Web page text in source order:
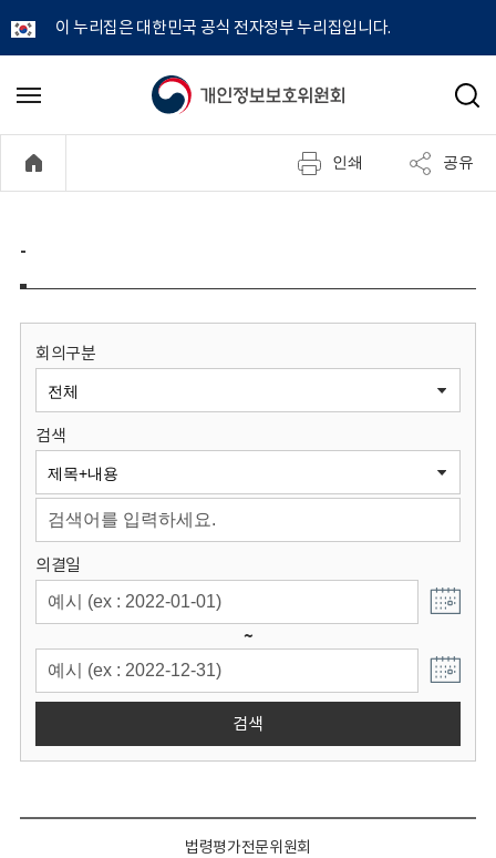
이 누리집은 대한민국 공식 전자정부 누리집입니다.
개
정
보
원
회
메
기
검
인쇄 공유
-
회의구분
검색
의결일
~
검색
법령평가전문위원회